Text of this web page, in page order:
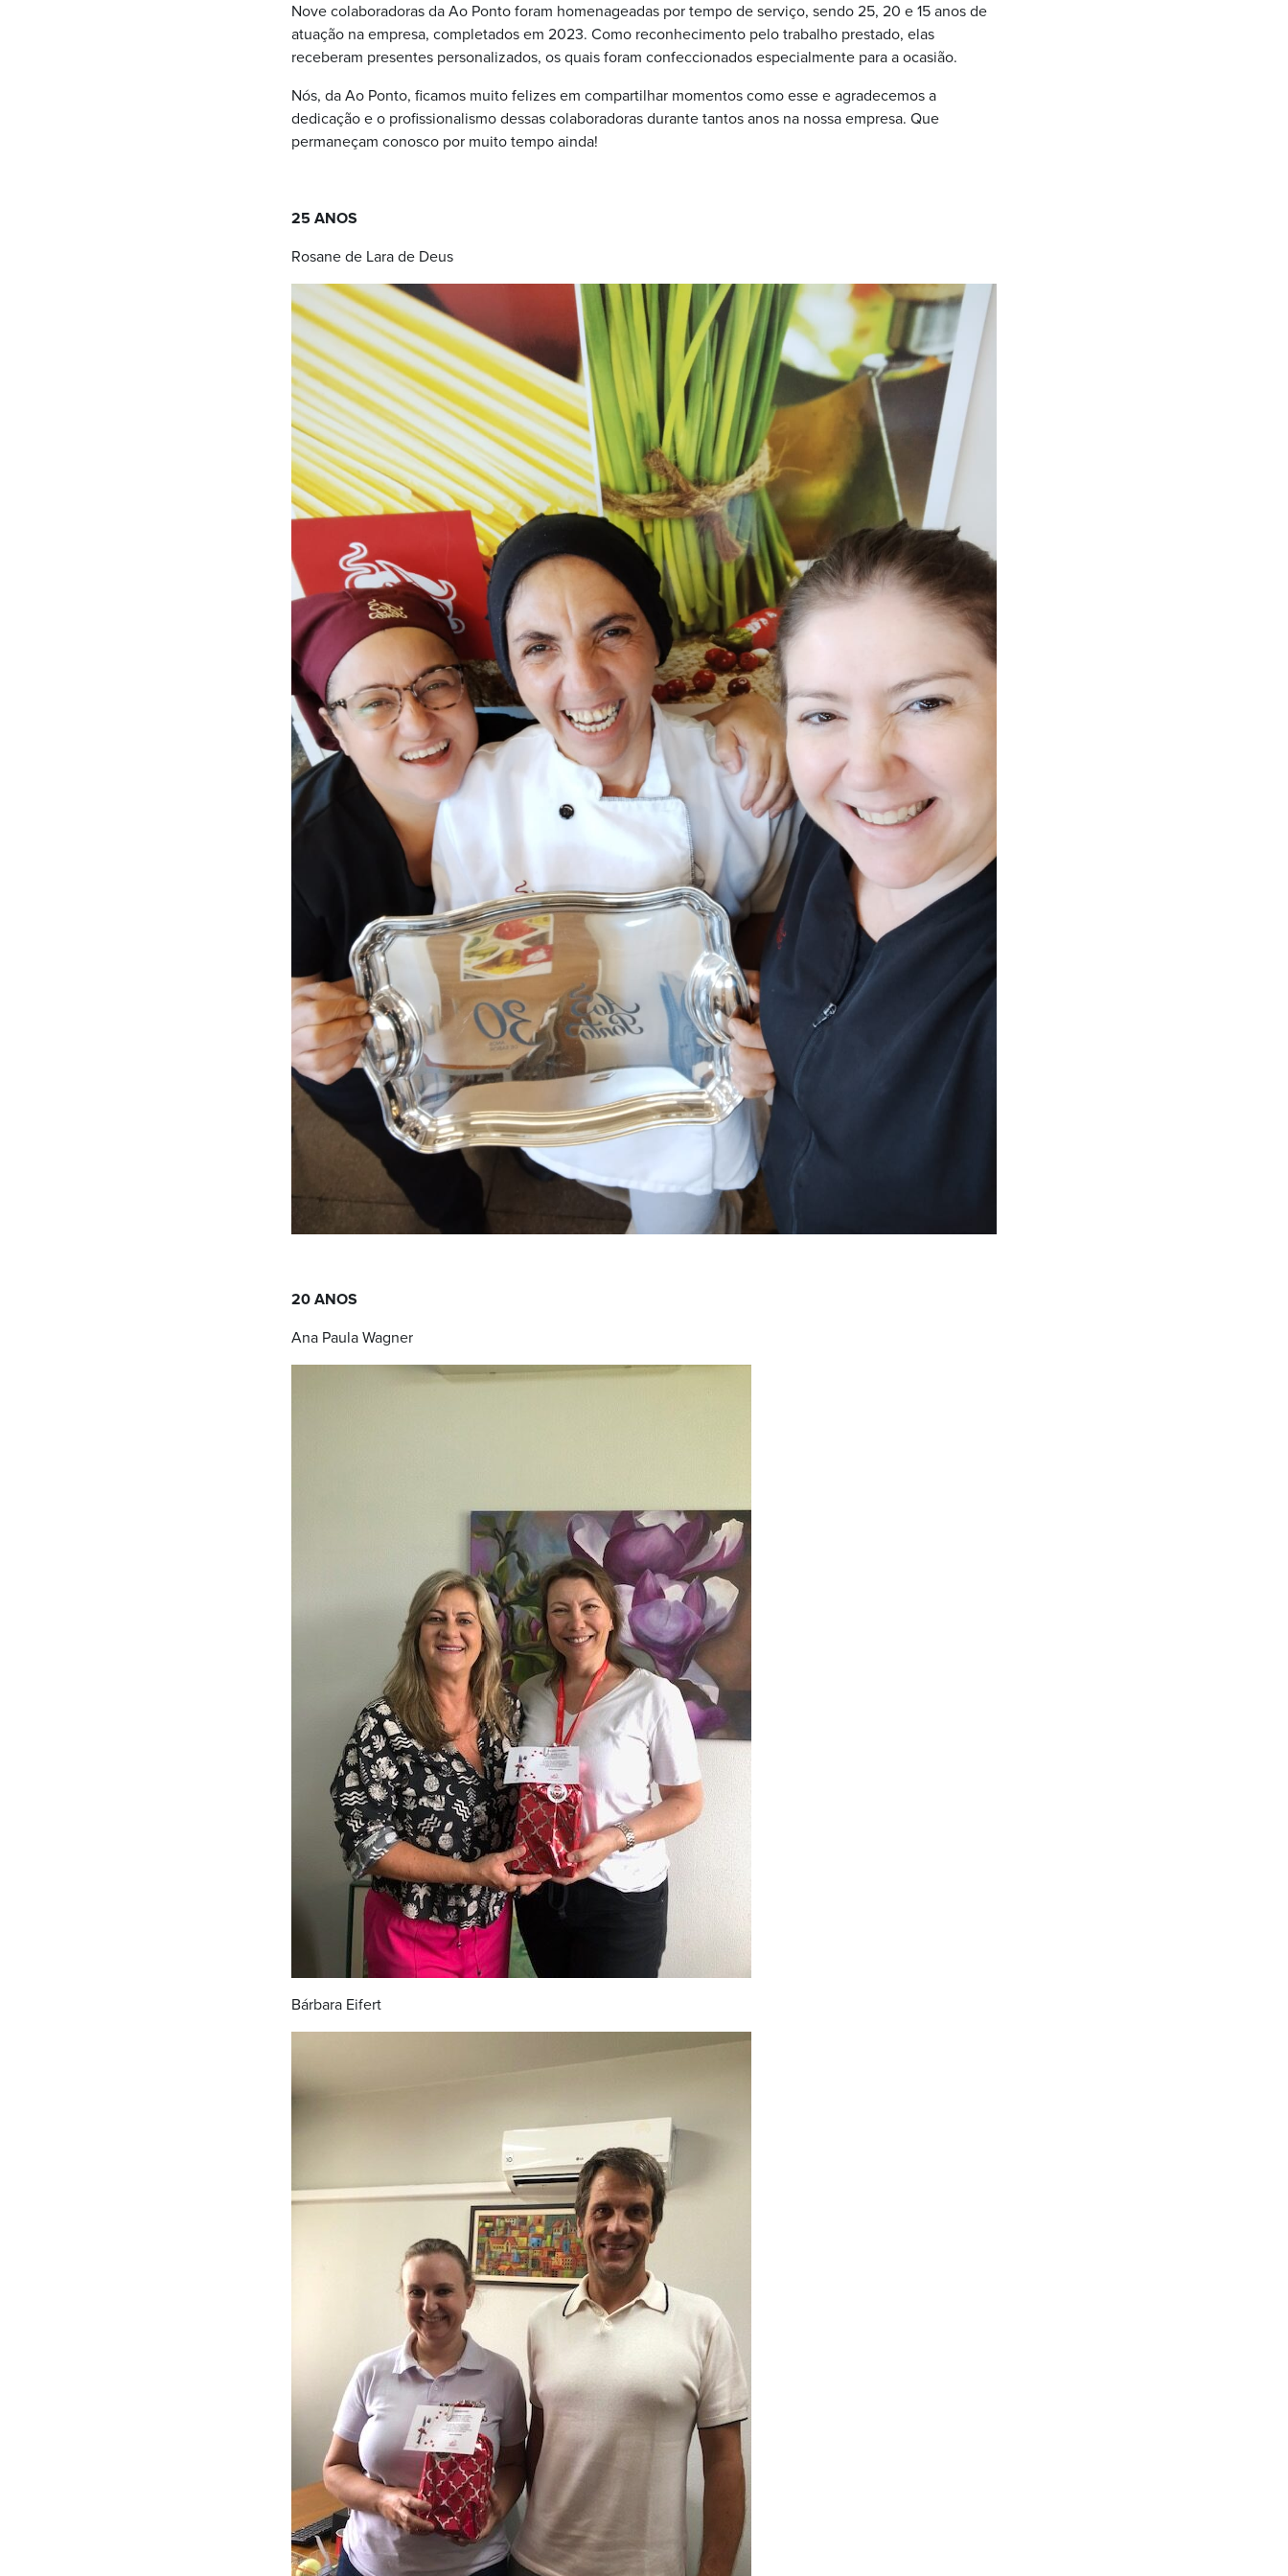
Nove colaboradoras da Ao Ponto foram homenageadas por tempo de serviço, sendo 25, 20 e 15 anos de
atuação na empresa, completados em 2023. Como reconhecimento pelo trabalho prestado, elas
receberam presentes personalizados, os quais foram confeccionados especialmente para a ocasião.
Nós, da Ao Ponto, ficamos muito felizes em compartilhar momentos como esse e agradecemos a
dedicação e o profissionalismo dessas colaboradoras durante tantos anos na nossa empresa. Que
permaneçam conosco por muito tempo ainda!
25 ANOS
Rosane de Lara de Deus
20 ANOS
Ana Paula Wagner
Bárbara Eifert